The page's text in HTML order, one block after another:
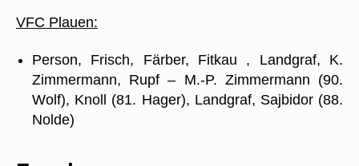
VFC Plauen:
Person, Frisch, Färber, Fitkau , Landgraf, K.
Zimmermann, Rupf – M.-P. Zimmermann (90.
Wolf), Knoll (81. Hager), Landgraf, Sajbidor (88.
Nolde)